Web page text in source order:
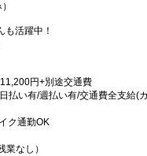
活躍中！
円+別途交通費
い有/週払い有/交通費全支給(
ク通勤OK
なし）